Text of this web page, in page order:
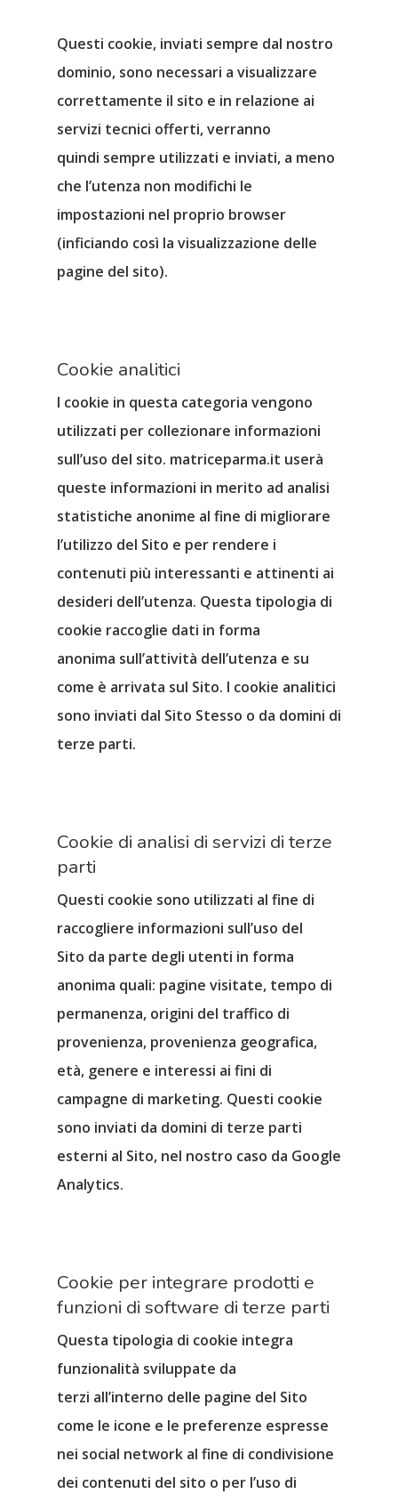
Questi cookie, inviati sempre dal nostro
dominio, sono necessari a visualizzare
correttamente il sito e in relazione ai
servizi tecnici offerti, verranno
quindi sempre utilizzati e inviati, a meno
che l’utenza non modifichi le
impostazioni nel proprio browser
(inficiando così la visualizzazione delle
pagine del sito).
Cookie analitici
I cookie in questa categoria vengono
utilizzati per collezionare informazioni
sull’uso del sito. matriceparma.it userà
queste informazioni in merito ad analisi
statistiche anonime al fine di migliorare
l’utilizzo del Sito e per rendere i
contenuti più interessanti e attinenti ai
desideri dell’utenza. Questa tipologia di
cookie raccoglie dati in forma
anonima sull’attività dell’utenza e su
come è arrivata sul Sito. I cookie analitici
sono inviati dal Sito Stesso o da domini di
terze parti.
Cookie di analisi di servizi di terze
parti
Questi cookie sono utilizzati al fine di
raccogliere informazioni sull’uso del
Sito da parte degli utenti in forma
anonima quali: pagine visitate, tempo di
permanenza, origini del traffico di
provenienza, provenienza geografica,
età, genere e interessi ai fini di
campagne di marketing. Questi cookie
sono inviati da domini di terze parti
esterni al Sito, nel nostro caso da Google
Analytics.
Cookie per integrare prodotti e
funzioni di software di terze parti
Questa tipologia di cookie integra
funzionalità sviluppate da
terzi all’interno delle pagine del Sito
come le icone e le preferenze espresse
nei social network al fine di condivisione
dei contenuti del sito o per l’uso di